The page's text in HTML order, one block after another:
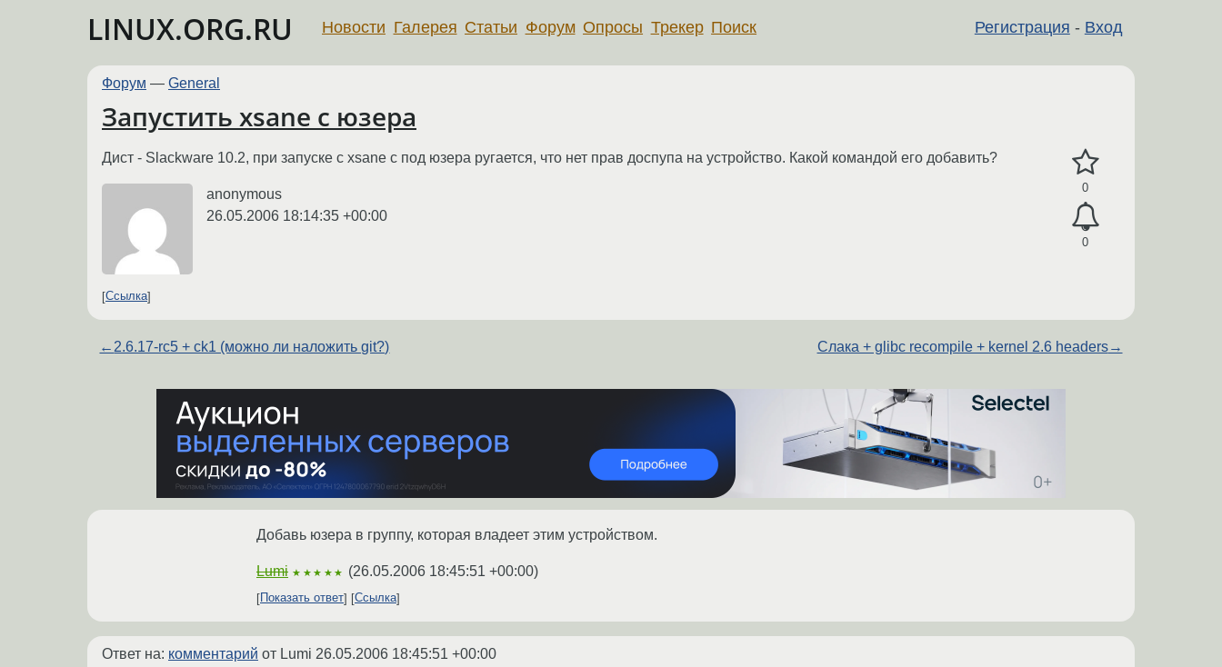
LINUX.ORG.RU Регистрация - Вход
Новости Галерея Статьи Форум Опросы Трекер Поиск
Форум — General
Запустить xsane с юзера
0
0
Дист - Slackware 10.2, при запуске с xsane c под юзера ругается, что нет прав доспупа на устройство. Какой командой его добавить?
anonymous
26.05.2006 18:14:35 +00:00
Ссылка
← 2.6.17-rc5 + ck1 (можно ли наложить git?) Слака + glibc recompile + kernel 2.6 headers→
Добавь юзера в группу, которая владеет этим устройством.
Lumi ★★★★★ (26.05.2006 18:45:51 +00:00)
Показать ответ Ссылка
Ответ на: комментарий от Lumi 26.05.2006 18:45:51 +00:00